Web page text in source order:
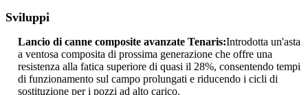
Sviluppi
Lancio di canne composite avanzate Tenaris:Introdotta un'asta
a ventosa composita di prossima generazione che offre una
resistenza alla fatica superiore di quasi il 28%, consentendo tempi
di funzionamento sul campo prolungati e riducendo i cicli di
sostituzione per i pozzi ad alto carico.